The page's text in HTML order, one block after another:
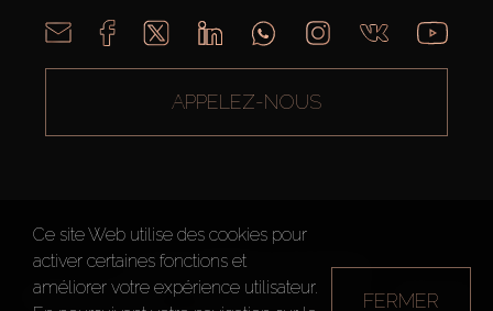
APPELEZ-NOUS
AX CAPITAL ©2026 Tous droits réservés
Conditions d'utilisation
Politique de confidentialité Plan du site
Ce site Web utilise des cookies pour
activer certaines fonctions et
améliorer votre expérience utilisateur.
FERMER